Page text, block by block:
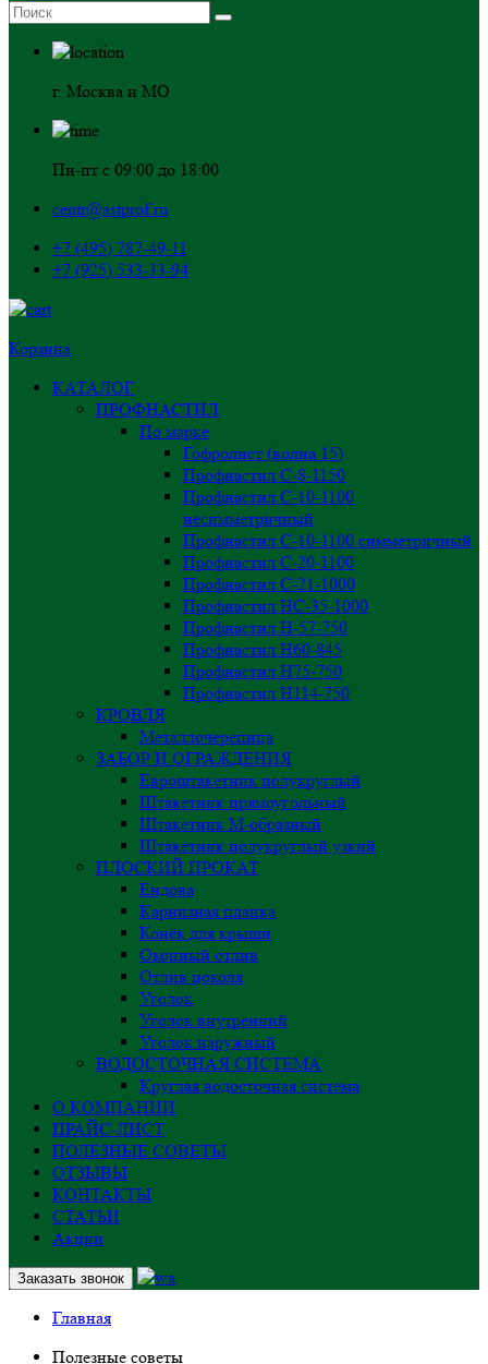
г. Москва и МО
Пн-пт с 09:00 до 18:00
centr@astprof.ru
+7 (495) 787-49-11
+7 (925) 533-33-94
Корзина
КАТАЛОГ
ПРОФНАСТИЛ
По марке
Гофролист (волна 15)
Профнастил С-8-1150
Профнастил С-10-1100
несимметричный
Профнастил С-10-1100 симметричный
Профнастил С-20-1100
Профнастил С-21-1000
Профнастил НС-35-1000
Профнастил H-57-750
Профнастил Н60-845
Профнастил Н75-750
Профнастил Н114-750
КРОВЛЯ
Металлочерепица
ЗАБОР И ОГРАЖДЕНИЯ
Евроштакетник полукруглый
Штакетник прямоугольный
Штакетник М-образный
Штакетник полукруглый узкий
ПЛОСКИЙ ПРОКАТ
Ендова
Карнизная планка
Конёк для крыши
Оконный отлив
Отлив цоколя
Уголок
Уголок внутренний
Уголок наружный
ВОДОСТОЧНАЯ СИСТЕМА
Круглая водосточная система
О КОМПАНИИ
ПРАЙС-ЛИСТ
ПОЛЕЗНЫЕ СОВЕТЫ
ОТЗЫВЫ
КОНТАКТЫ
СТАТЬИ
Акции
Заказать звонок
Главная
Полезные советы